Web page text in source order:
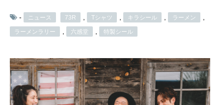
- ニュース 73R Tシャツ キラシール ラーメン
ラーメンラリー 六感堂 特製シール